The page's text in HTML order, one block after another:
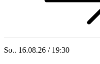
So.. 16.08.26 / 19:30